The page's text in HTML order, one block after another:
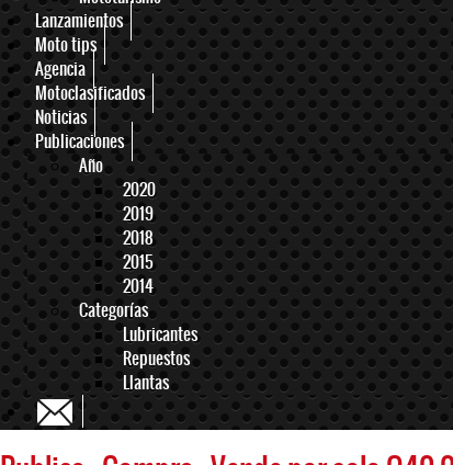
Lanzamientos
Moto tips
Agencia
Motoclasificados
Noticias
Publicaciones
Año
2020
2019
2018
2015
2014
Categorías
Lubricantes
Repuestos
Llantas